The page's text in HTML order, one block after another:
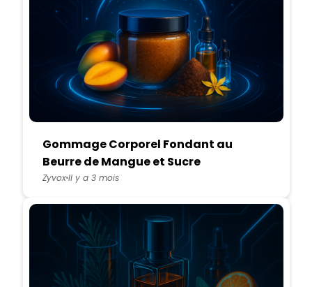
Gommage Corporel Fondant au
Beurre de Mangue et Sucre
Muscovado
ZyvoxIl y a 3 mois